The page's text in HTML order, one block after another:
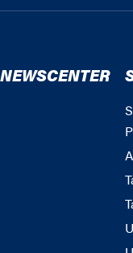
NEWSCENTER